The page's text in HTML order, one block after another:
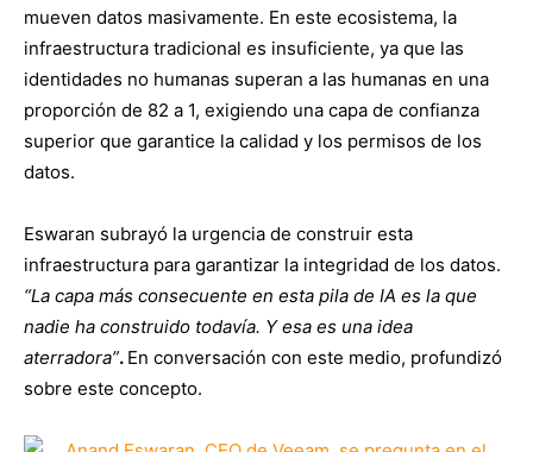
mueven datos masivamente. En este ecosistema, la
infraestructura tradicional es insuficiente, ya que las
identidades no humanas superan a las humanas en una
proporción de 82 a 1, exigiendo una capa de confianza
superior que garantice la calidad y los permisos de los
datos.
Eswaran subrayó la urgencia de construir esta
infraestructura para garantizar la integridad de los datos.
“La capa más consecuente en esta pila de IA es la que
nadie ha construido todavía. Y esa es una idea
aterradora”. En conversación con este medio, profundizó
sobre este concepto.